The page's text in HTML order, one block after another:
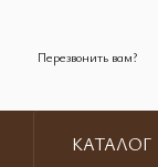
Перезвонить вам?
КАТАЛОГ